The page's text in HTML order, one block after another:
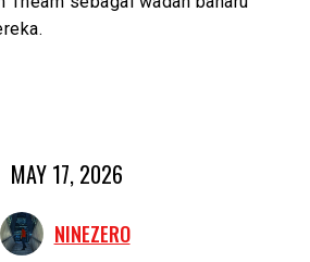
MAY 17, 2026
NINEZERO